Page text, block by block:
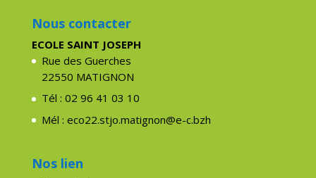
Nous contacter
ECOLE SAINT JOSEPH
Rue des Guerches
22550 MATIGNON
Tél : 02 96 41 03 10
Mél : eco22.stjo.matignon@e-c.bzh
Nos lien